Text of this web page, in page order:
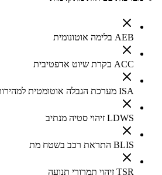
AEB בלימה אוטונומית
ACC בקרת שיוט אדפטיבית
ISA מערכת הגבלה אוטומטית למהירות הרכב
LDWS זיהוי סטיה מנתיב
BLIS התראת רכב בשטח מת
TSR זיהוי תמרורי תנועה